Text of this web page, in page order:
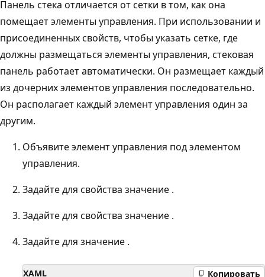
Панель стека отличается от сетки в том, как она
помещает элементы управления. При использовании и
присоединенных свойств, чтобы указать сетке, где
должны размещаться элементы управления, стековая
панель работает автоматически. Он размещает каждый
из дочерних элементов управления последовательно.
Он располагает каждый элемент управления один за
другим.
Объявите элемент управления под элементом
управления.
Задайте для свойства значение .
Задайте для свойства значение .
Задайте для значение .
XAML Копировать